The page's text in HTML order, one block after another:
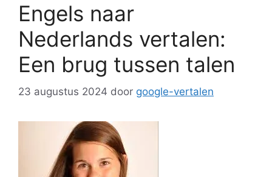
Engels naar
Nederlands vertalen:
Een brug tussen talen
23 augustus 2024 door google-vertalen